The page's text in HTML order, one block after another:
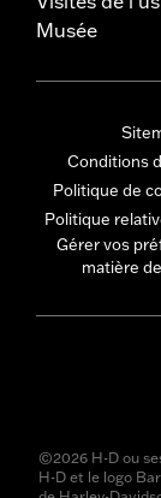
Musée
Conditions
Politique de
Politique
Gérer vos
matière
©2026 H-D ou
H-D et le logo